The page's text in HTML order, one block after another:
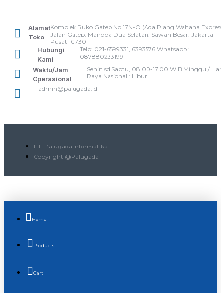
Alamat
Toko
Komplek Ruko Gatep No.17N-O (Ada Plang Wahana
Jalan Gatep, Mangga Dua Selatan, Sawah Besar, Jakarta
Pusat 10730
Hubungi
Kami
Telp: 021-6599331, 6393576 Whatsapp :
087880233199
Waktu/Jam
Operasional
Senin sd Sabtu, 08.00-17.00 WIB Minggu /
Raya Nasional : Libur
admin@palugada.id
PT. Palugada Informatika
Copyright @Palugada
Home
Products
Cart